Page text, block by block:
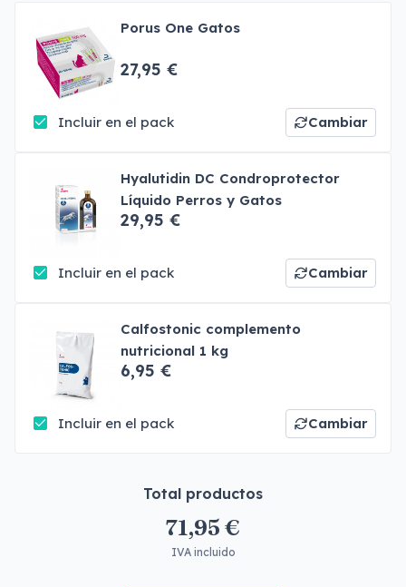
Porus One Gatos
27,95 €
Incluir en el pack Cambiar
Hyalutidin DC Condroprotector
Líquido Perros y Gatos
29,95 €
Incluir en el pack Cambiar
Calfostonic complemento
nutricional 1 kg
6,95 €
Incluir en el pack Cambiar
Total productos
71,95 €
IVA incluido